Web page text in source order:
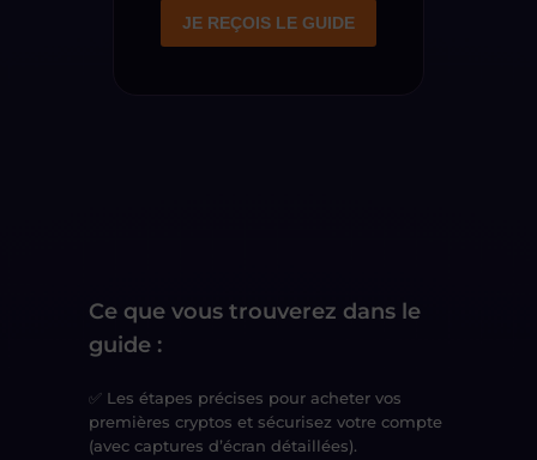
Ce que vous trouverez dans le
guide :
✅ Les étapes précises pour acheter vos
premières cryptos et sécurisez votre compte
(avec captures d’écran détaillées).